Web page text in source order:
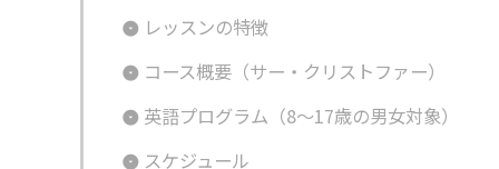
レッスンの特徴
コース概要（サー・クリストファー）
英語プログラム（8～17歳の男女対象）
スケジュール